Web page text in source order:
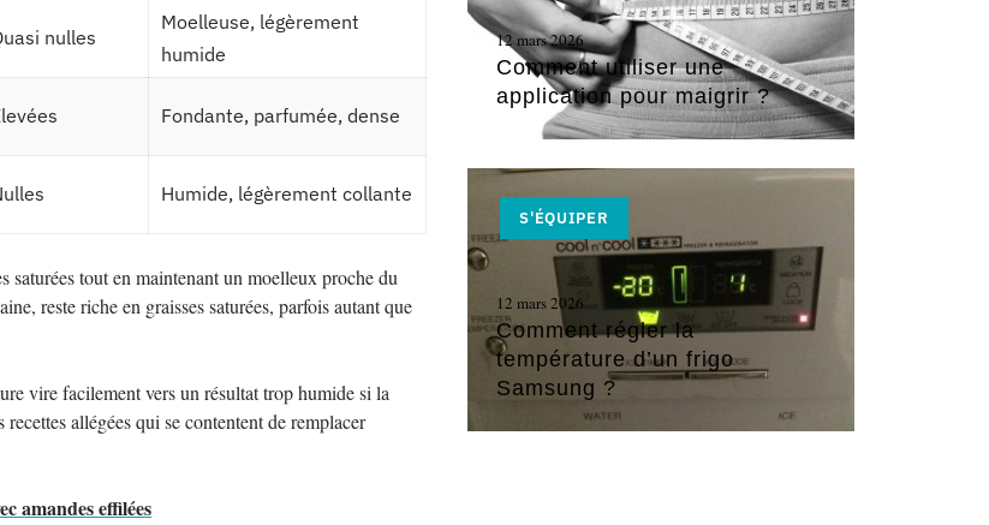
nulles
Moelleuse, légèrement
humide
Fondante, parfumée, dense
Humide, légèrement collante
saturées tout en maintenant un moelleux proche du
reste riche en graisses saturées, parfois autant que
vire facilement vers un résultat trop humide si la
allégées qui se contentent de remplacer
amandes effilées
12 mars 2026
Comment utiliser une
application pour maigrir ?
S'ÉQUIPER
12 mars 2026
Comment régler la
température d’un frigo
Samsung ?